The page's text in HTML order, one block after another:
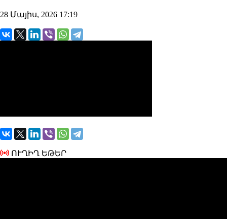
28 Մայիս, 2026 17:19
ՈՒՂԻՂ ԵԹԵՐ